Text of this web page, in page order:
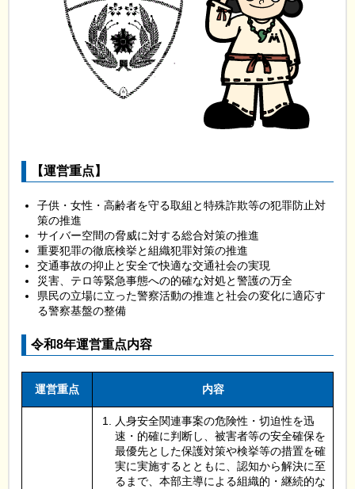
【運営重点】
子供・女性・高齢者を守る取組と特殊詐欺等の犯罪防止対
策の推進
サイバー空間の脅威に対する総合対策の推進
重要犯罪の徹底検挙と組織犯罪対策の推進
交通事故の抑止と安全で快適な交通社会の実現
災害、テロ等緊急事態への的確な対処と警護の万全
県民の立場に立った警察活動の推進と社会の変化に適応す
る警察基盤の整備
令和8年運営重点内容
運営重点 内容
人身安全関連事案の危険性・切迫性を迅
速・的確に判断し、被害者等の安全確保を
最優先とした保護対策や検挙等の措置を確
実に実施するとともに、認知から解決に至
るまで、本部主導による組織的・継続的な